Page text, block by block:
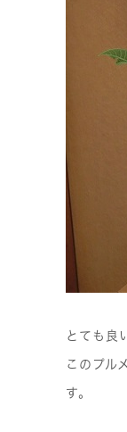
とても良
このプル
す。